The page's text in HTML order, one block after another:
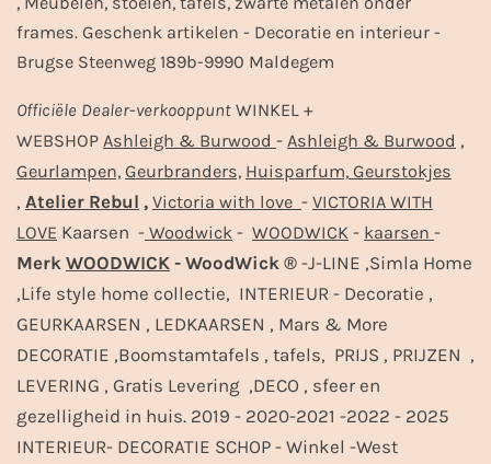
frames. Geschenk artikelen - Decoratie en interieur -
Brugse Steenweg 189b-9990 Maldegem
Officiële Dealer-verkooppunt WINKEL +
WEBSHOP Ashleigh & Burwood - Ashleigh & Burwood ,
Geurlampen, Geurbranders, Huisparfum, Geurstokjes
, Atelier Rebul , Victoria with love - VICTORIA WITH
LOVE Kaarsen - Woodwick - WOODWICK - kaarsen -
Merk WOODWICK - WoodWick ® -J-LINE ,Simla Home
,Life style home collectie, INTERIEUR - Decoratie ,
GEURKAARSEN , LEDKAARSEN , Mars & More
DECORATIE ,Boomstamtafels , tafels, PRIJS , PRIJZEN ,
LEVERING , Gratis Levering ,DECO , sfeer en
gezelligheid in huis. 2019 - 2020-2021 -2022 - 2025
INTERIEUR- DECORATIE SCHOP - Winkel -West